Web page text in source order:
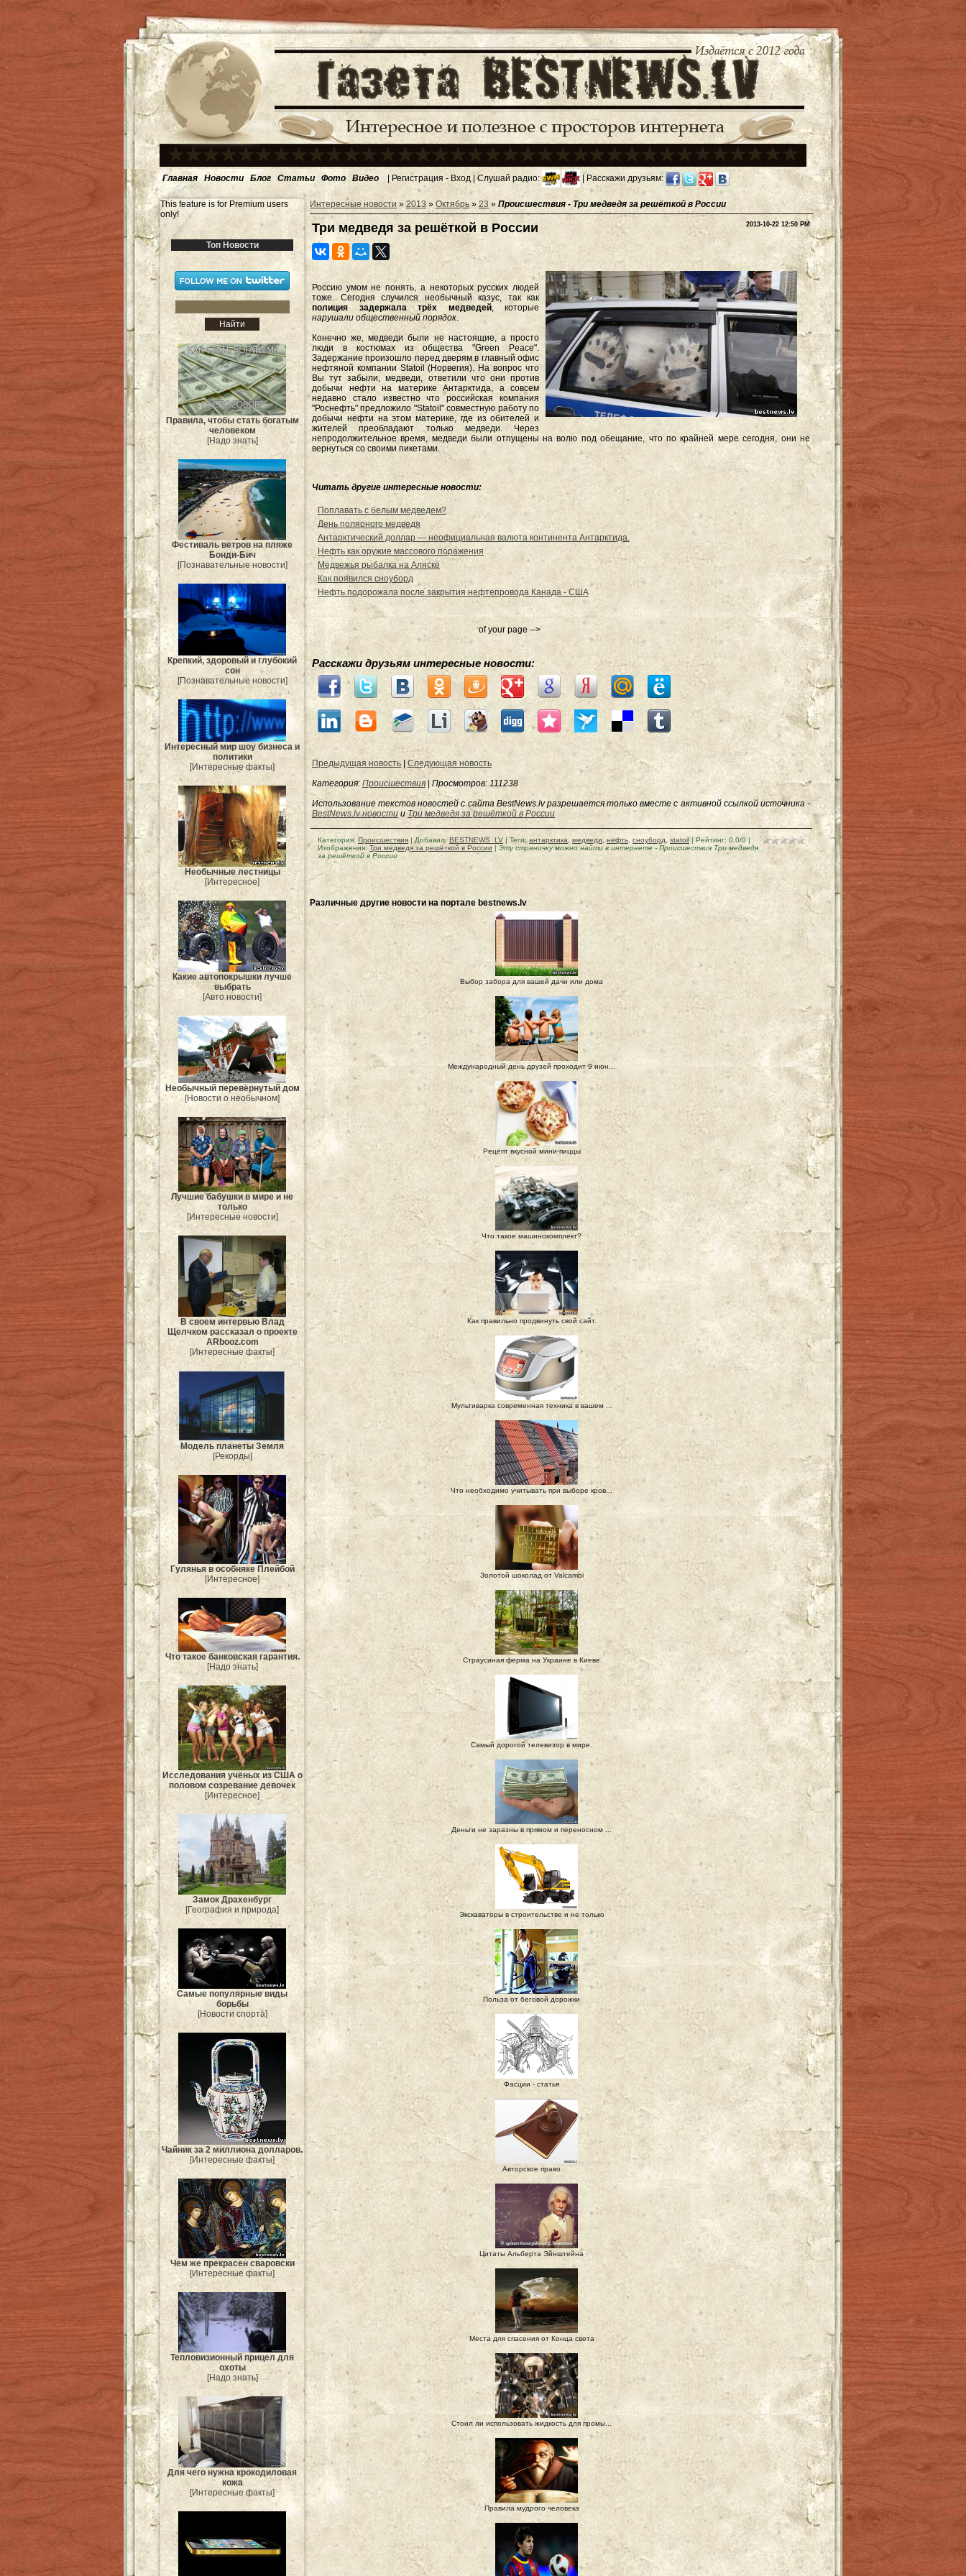
Главная Новости Блог Статьи Фото Видео | Регистрация - Вход | Слушай радио: | Расскажи друзьям:
This feature is for Premium users
only!
Топ Новости
Правила, чтобы стать богатым
человеком
[Надо знать]
Фестиваль ветров на пляже
Бонди-Бич
[Познавательные новости]
Крепкий, здоровый и глубокий
сон
[Познавательные новости]
Интересный мир шоу бизнеса и
политики
[Интересные факты]
Необычные лестницы
[Интересное]
Какие автопокрышки лучше
выбрать
[Авто новости]
Необычный перевёрнутый дом
[Новости о необычном]
Лучшие бабушки в мире и не
только
[Интересные новости]
В своем интервью Влад
Щелчком рассказал о проекте
ARbooz.com
[Интересные факты]
Модель планеты Земля
[Рекорды]
Гулянья в особняке Плейбой
[Интересное]
Что такое банковская гарантия.
[Надо знать]
Исследования учёных из США о
половом созревание девочек
[Интересное]
Замок Драхенбург
[География и природа]
Самые популярные виды
борьбы
[Новости спорта]
Чайник за 2 миллиона долларов.
[Интересные факты]
Чем же прекрасен сваровски
[Интересные факты]
Тепловизионный прицел для
охоты
[Надо знать]
Для чего нужна крокодиловая
кожа
[Интересные факты]
Интересные новости » 2013 » Октябрь » 23 » Происшествия - Три медведя за решёткой в России
2013-10-22 12:50 PM
Три медведя за решёткой в России
Россию умом не понять, а некоторых русских людей
тоже. Сегодня случился необычный казус, так как
полиция задержала трёх медведей, которые
нарушали общественный порядок.
Конечно же, медведи были не настоящие, а просто
люди в костюмах из общества "Green Peace".
Задержание произошло перед дверям в главный офис
нефтяной компании Statoil (Норвегия). На вопрос что
Вы тут забыли, медведи, ответили что они против
добычи нефти на материке Антарктида, а совсем
недавно стало известно что российская компания
"Роснефть" предложило "Statoil" совместную работу по
добычи нефти на этом материке, где из обителей и
жителей преобладают только медведи. Через
непродолжительное время, медведи были отпущены на волю под обещание, что по крайней мере сегодня, они не
вернуться со своими пикетами.
Читать другие интересные новости:
Поплавать с белым медведем?
День полярного медведя
Антарктический доллар — неофициальная валюта континента Антарктида.
Нефть как оружие массового поражения
Медвежья рыбалка на Аляске
Как появился сноуборд
Нефть подорожала после закрытия нефтепровода Канада - США
of your page -->
Расскажи друзьям интересные новости:
Предыдущая новость |Следующая новость
Категория: Происшествия |Просмотров: 111238
Использование текстов новостей с сайта BestNews.lv разрешается только вместе с активной ссылкой источника -
BestNews.lv новости и Три медведя за решёткой в России
Категория: Происшествия | Добавил: BESTNEWS_LV | Теги: антарктика медведи нефть сноуборд statoil | Рейтинг: 0.0/0 |
Изображения: Три медведя за решёткой в России | Эту страничку можно найти в интернете - Происшествия Три медведя
за решёткой в России
Различные другие новости на портале bestnews.lv
Выбор забора для вашей дачи или дома
Международный день друзей проходит 9 июн...
Рецепт вкусной мини-пиццы
Что такое машинокомплект?
Как правильно продвинуть свой сайт.
Мультиварка современная техника в вашем ...
Что необходимо учитывать при выборе кров...
Золотой шоколад от Valcambi
Страусиная ферма на Украине в Киеве
Самый дорогой телевизор в мире.
Деньги не заразны в прямом и переносном ...
Экскаваторы в строительстве и не только
Польза от беговой дорожки
Фасции - статья
Авторское право
Цитаты Альберта Эйнштейна
Места для спасения от Конца света
Стоил ли использовать жидкость для промы...
Правила мудрого человека